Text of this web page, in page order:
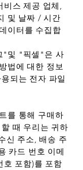
스 제공 업체,
및 날짜 / 시간
이터를 수집합
"및 "픽셀"은 사
법에 대한 정보
되는 전자 파일
를 통해 구매하
때 우리는 귀하
신 주소, 배송 주
카드 번호 이메
호 포함)를 포함